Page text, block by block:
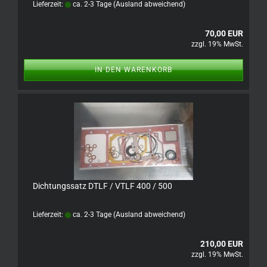
Lieferzeit: ca. 2-3 Tage (Ausland abweichend)
70,00 EUR
zzgl. 19% MwSt.
IN DEN WARENKORB
Dichtungssatz DTLF / VTLF 400 / 500
Lieferzeit: ca. 2-3 Tage (Ausland abweichend)
210,00 EUR
zzgl. 19% MwSt.